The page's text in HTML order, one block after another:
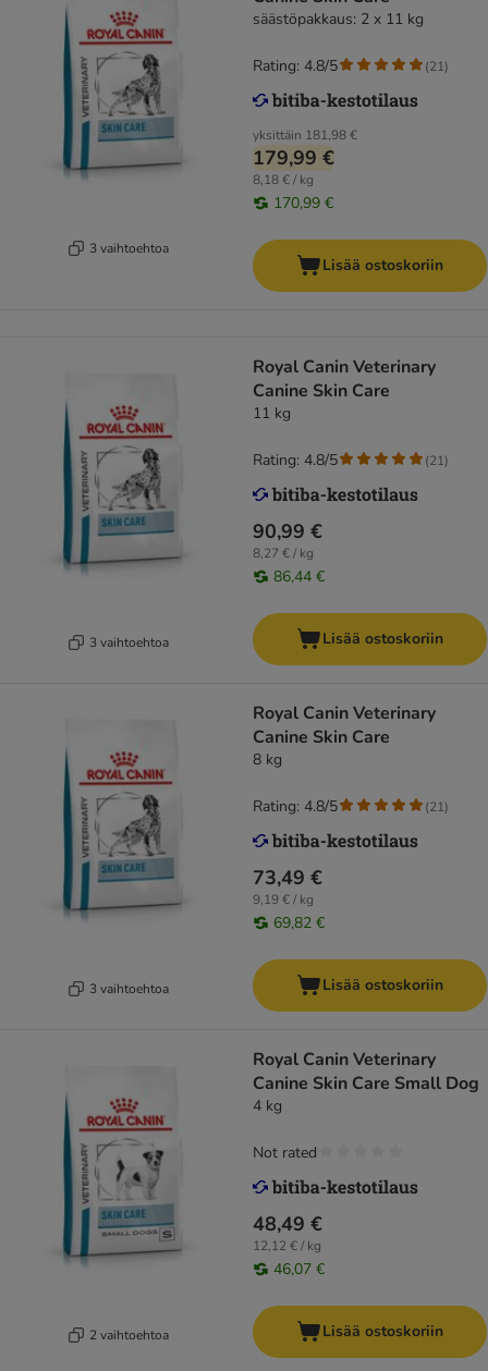
3 vaihtoehtoa
säästöpakkaus: 2 x 11 kg
yksittäin 181,98 €
179,99 €
8,18 € / kg
170,99 €
Rating: 4.8/5 (21)
Lisää ostoskoriin
3 vaihtoehtoa
Royal Canin Veterinary
Canine Skin Care
11 kg
90,99 €
8,27 € / kg
86,44 €
Rating: 4.8/5 (21)
Lisää ostoskoriin
3 vaihtoehtoa
Royal Canin Veterinary
Canine Skin Care
8 kg
73,49 €
9,19 € / kg
69,82 €
Rating: 4.8/5 (21)
Lisää ostoskoriin
2 vaihtoehtoa
Royal Canin Veterinary
Canine Skin Care Small Dog
4 kg
48,49 €
12,12 € / kg
46,07 €
Not rated
Lisää ostoskoriin